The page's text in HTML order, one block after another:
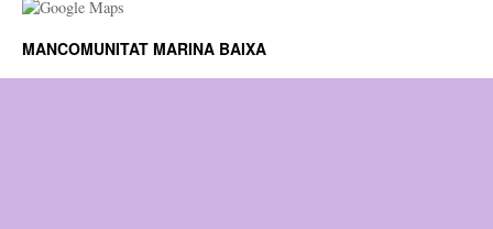
MANCOMUNITAT MARINA BAIXA